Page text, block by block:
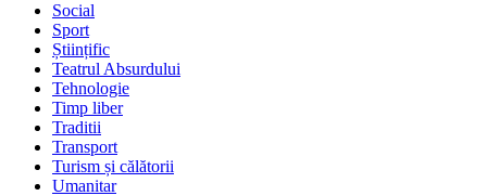
Social
Sport
Științific
Teatrul Absurdului
Tehnologie
Timp liber
Traditii
Transport
Turism și călătorii
Umanitar